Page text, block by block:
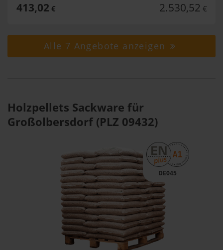
413,02 € 2.530,52 €
Alle 7 Angebote anzeigen
Holzpellets Sackware für
Großolbersdorf (PLZ 09432)
DE045